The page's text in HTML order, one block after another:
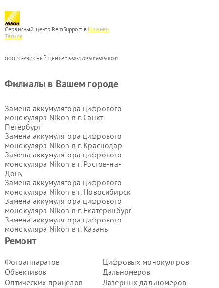
Сервисный центр RemSupport в Нижнем
Тагиле
ООО "СЕРВИСНЫЙ ЦЕНТР"* 6685170650*668501001
Ремонт
Фотоаппаратов
Объективов
Оптических прицелов
Цифровых монокуляров
Дальномеров
Лазерных дальномеров
Филиалы в Вашем городе
Замена аккумулятора цифрового
монокуляра Nikon в г. Санкт-
Петербург
Замена аккумулятора цифрового
монокуляра Nikon в г. Краснодар
Замена аккумулятора цифрового
монокуляра Nikon в г. Ростов-на-
Дону
Замена аккумулятора цифрового
монокуляра Nikon в г. Новосибирск
Замена аккумулятора цифрового
монокуляра Nikon в г. Екатеринбург
Замена аккумулятора цифрового
монокуляра Nikon в г. Казань
Замена аккумулятора цифрового
Замена аккумулятора цифрового
монокуляра Nikon в г.
Волгоград
Замена аккумулятора цифрового
монокуляра Nikon в г. Самара